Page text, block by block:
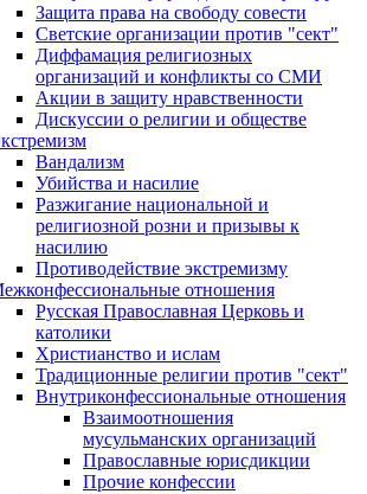
Защита права на свободу совести
Светские организации против "сект"
Диффамация религиозных
организаций и конфликты со СМИ
Акции в защиту нравственности
Дискуссии о религии и обществе
Вандализм
Убийства и насилие
Разжигание национальной и
религиозной розни и призывы к
насилию
Противодействие экстремизму
отношения
Русская Православная Церковь и
католики
Христианство и ислам
Традиционные религии против "сект"
Внутриконфессиональные отношения
Взаимоотношения
мусульманских организаций
Православные юрисдикции
Прочие конфессии